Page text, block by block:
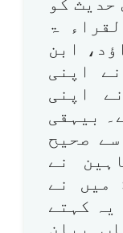
ۃ
ابن
اپنی
اپنی
بیہقی
صحیح
نے
میں نے
یہ کہتے
بیان